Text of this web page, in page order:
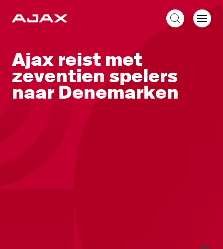
Ajax reist met
zeventien spelers
naar Denemarken